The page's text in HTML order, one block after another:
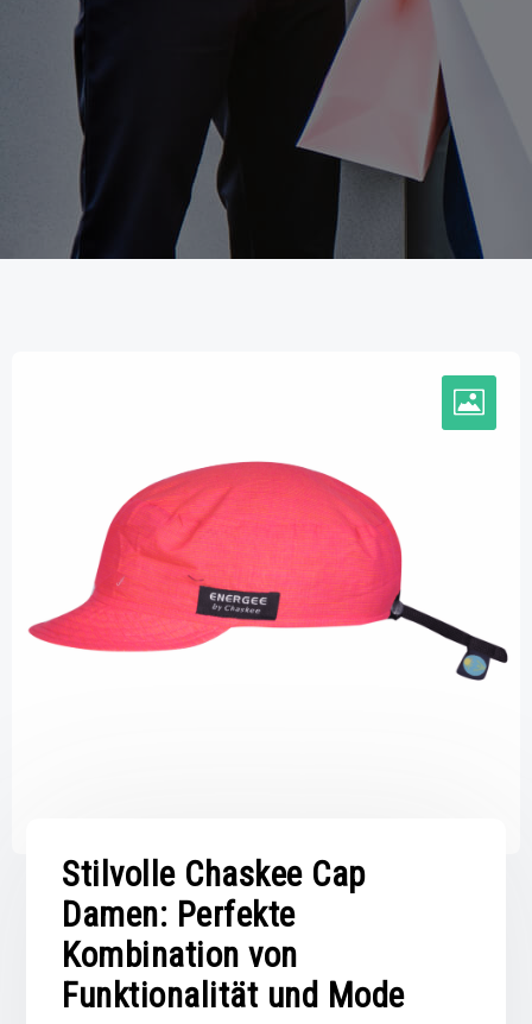
Stilvolle Chaskee Cap
Damen: Perfekte
Kombination von
Funktionalität und Mode